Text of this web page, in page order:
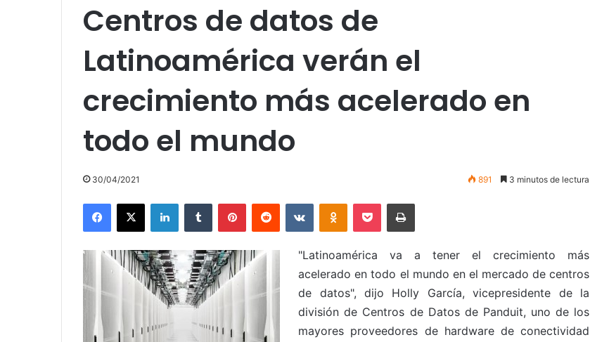
Centros de datos de
Latinoamérica verán el
crecimiento más acelerado en
todo el mundo
30/04/2021 891 3 minutos de lectura
Facebook
X LinkedInTumblr PinterestReddit VKontakteOdnoklassniki
Pocket Imprimir
"Latinoamérica va a tener el crecimiento más
acelerado en todo el mundo en el mercado de centros
de datos", dijo Holly García, vicepresidente de la
división de Centros de Datos de Panduit, uno de los
mayores proveedores de hardware de conectividad